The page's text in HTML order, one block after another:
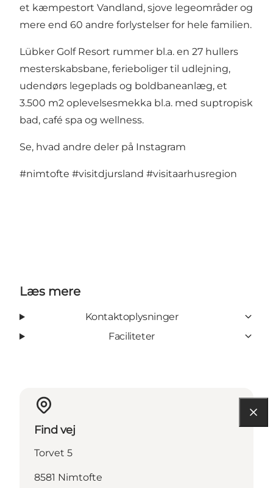
et kæmpestort Vandland, sjove legeområder og
mere end 60 andre forlystelser for hele familien.
Lübker Golf Resort rummer bl.a. en 27 hullers
mesterskabsbane, ferieboliger til udlejning,
udendørs legeplads og boldbaneanlæg, et
3.500 m2 oplevelsesmekka bl.a. med suptropisk
bad, café spa og wellness.
Se, hvad andre deler på Instagram
#nimtofte #visitdjursland #visitaarhusregion
Læs mere
Kontaktoplysninger
Faciliteter
Find vej
Torvet 5
8581 Nimtofte